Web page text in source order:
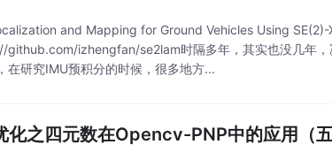
and Mapping for Ground Vehicles Using SE(2)-
izhengfan/se2lam时隔多年，其实也没几年，
在研究IMU预积分的时候，很多地方...
之四元数在Opencv-PNP中的应用（五